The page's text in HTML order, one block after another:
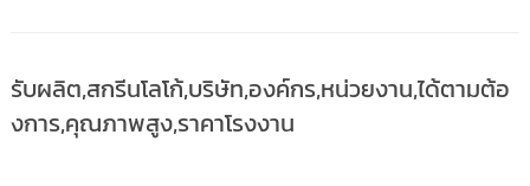
รับผลิต,สกรีนโลโก้,บริษัท,องค์กร,หน่วยงาน,ได้ตามต้อ
งการ,คุณภาพสูง,ราคาโรงงาน